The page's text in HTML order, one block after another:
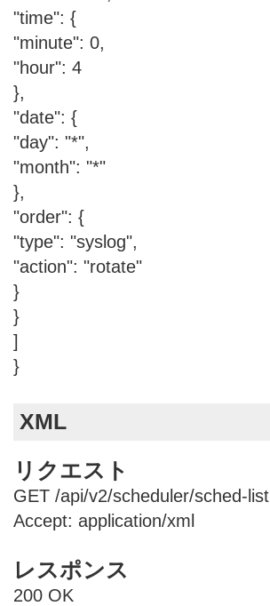
"time": {
"minute": 0,
"hour": 4
},
"date": {
"day": "*",
"month": "*"
},
"order": {
"type": "syslog",
"action": "rotate"
}
}
]
}
XML
リクエスト
GET /api/v2/scheduler/sched-list
Accept: application/xml
レスポンス
200 OK